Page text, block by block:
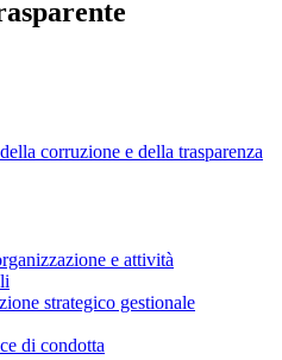
corruzione e della trasparenza
e attività
strategico gestionale
di condotta